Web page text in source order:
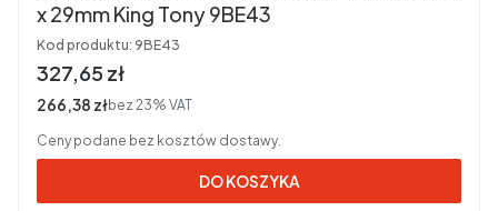
x 29mm King Tony 9BE43
Kod produktu: 9BE43
Cena brutto
327,65 zł
Cena netto
266,38 złbez 23% VAT
Ceny podane bez kosztów dostawy.
DO KOSZYKA